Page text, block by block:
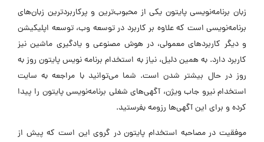
زبان برنامه‌نویسی پایتون یکی از محبوب‌ترین و پرکاربردترین زبان‌های
برنامه‌نویسی است که علاوه بر کاربرد در توسعه وب، توسعه اپلیکیشن
و دیگر کاربردهای معمولی، در هوش مصنوعی و یادگیری ماشین نیز
کاربرد دارد. به همین دلیل، نیاز به استخدام برنامه نویس پایتون روز به
روز در حال بیشتر شدن است. شما می‌توانید با مراجعه به سایت
استخدام نیرو جاب ویژن، آگهی‌های شغلی برنامه‌نویسی پایتون را پیدا
کرده و برای این آگهی‌ها رزومه بفرستید.
موفقیت در مصاحبه استخدام پایتون در گروی این است که پیش از